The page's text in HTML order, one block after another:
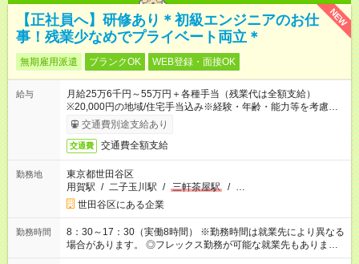
NEW
【正社員へ】研修あり＊初級エンジニアのお仕
事！残業少なめでプライベート両立＊
無期雇用派遣 ブランクOK WEB登録・面接OK
給与
月給25万6千円～55万円＋各種手当（残業代は全額支給）
※20,000円の地域/住宅手当込み※経験・年齢・能力等を考慮し
て加給・優遇します。★同一就業先で1年以上継続したら月1万
円の継続手当支給
交通費別途支給あり
交通費 交通費全額支給
勤務地
東京都世田谷区
用賀駅 / 二子玉川駅 / 三軒茶屋駅 / …
世田谷区にある企業
勤務時間
8：30～17：30（実働8時間） ※勤務時間は就業先により異なる
場合があります。 ◎フレックス勤務が可能な就業先もありま
す。 ◎今よりもさらに働きやすい環境をつくるべく、 働き方